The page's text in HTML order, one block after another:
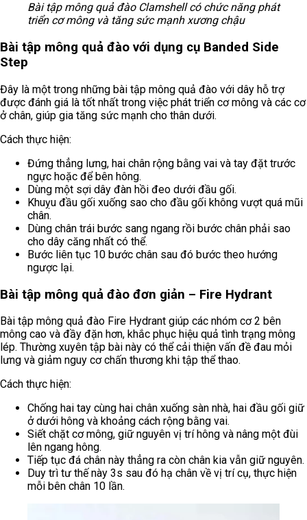
Bài tập mông quả đào Clamshell có chức năng phát
triển cơ mông và tăng sức mạnh xương chậu
Bài tập mông quả đào với dụng cụ Banded Side
Step
Đây là một trong những bài tập mông quả đào với dây hỗ trợ
được đánh giá là tốt nhất trong việc phát triển cơ mông và các cơ
ở chân, giúp gia tăng sức mạnh cho thân dưới.
Cách thực hiện:
Đứng thẳng lưng, hai chân rộng bằng vai và tay đặt trước
ngực hoặc để bên hông.
Dùng một sợi dây đàn hồi đeo dưới đầu gối.
Khuỵu đầu gối xuống sao cho đầu gối không vượt quá mũi
chân.
Dùng chân trái bước sang ngang rồi bước chân phải sao
cho dây căng nhất có thể.
Bước liên tục 10 bước chân sau đó bước theo hướng
ngược lại.
Bài tập mông quả đào đơn giản – Fire Hydrant
Bài tập mông quả đào Fire Hydrant giúp các nhóm cơ 2 bên
mông cao và đầy đặn hơn, khắc phục hiệu quả tình trạng mông
lép. Thường xuyên tập bài này có thể cải thiện vấn đề đau mỏi
lưng và giảm nguy cơ chấn thương khi tập thể thao.
Cách thực hiện:
Chống hai tay cùng hai chân xuống sàn nhà, hai đầu gối giữ
ở dưới hông và khoảng cách rộng bằng vai.
Siết chặt cơ mông, giữ nguyên vị trí hông và nâng một đùi
lên ngang hông.
Tiếp tục đá chân này thẳng ra còn chân kia vẫn giữ nguyên.
Duy trì tư thế này 3s sau đó hạ chân về vị trí cụ, thực hiện
mỗi bên chân 10 lần.